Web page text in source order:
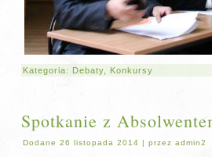
Kategoria: Debaty Konkursy
Spotkanie z
Dodane 26 listopada 2014 |przez admin2